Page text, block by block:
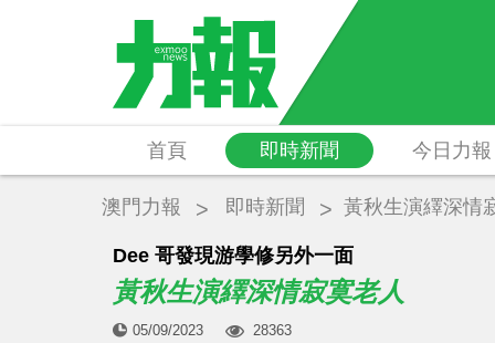
首頁 即時新聞 今日力報
澳門力報 即時新聞 黃秋生演繹深情
Dee 哥發現游學修另外一面
黃秋生演繹深情寂寞老人
05/09/2023 28363